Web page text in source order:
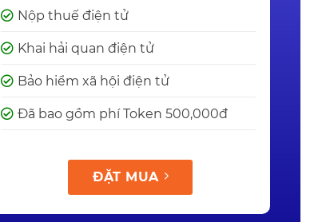
Nộp thuế điện tử
Khai hải quan điện tử
Bảo hiểm xã hội điện tử
Đã bao gồm phí Token 500,000đ
ĐẶT MUA